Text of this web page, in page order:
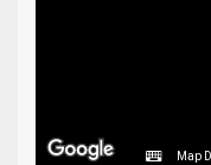
Map